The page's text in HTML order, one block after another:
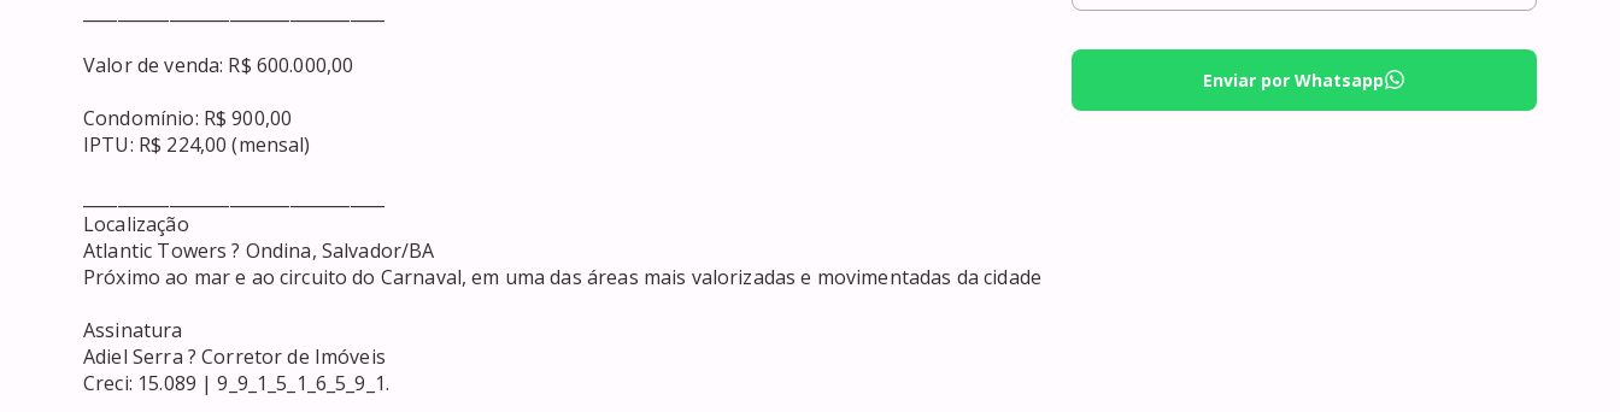
Valor de venda: R$ 600.000,00
Condomínio: R$ 900,00
IPTU: R$ 224,00 (mensal)
Localização
Atlantic Towers ? Ondina, Salvador/BA
Próximo ao mar e ao circuito do Carnaval, em uma das áreas mais valorizadas e movimentadas da cidade
Assinatura
Adiel Serra ? Corretor de Imóveis
Creci: 15.089 | 9_9_1_5_1_6_5_9_1.
Enviar por Whatsapp